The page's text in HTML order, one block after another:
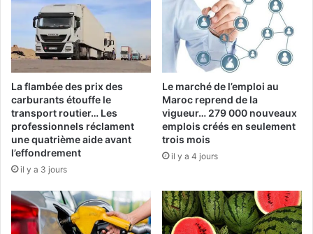
Tanger
La flambée des prix des
carburants étouffe le
transport routier… Les
professionnels réclament
une quatrième aide avant
l’effondrement
il y a 3 jours
Le marché de l’emploi au
Maroc reprend de la
vigueur… 279 000 nouveaux
emplois créés en seulement
trois mois
il y a 4 jours